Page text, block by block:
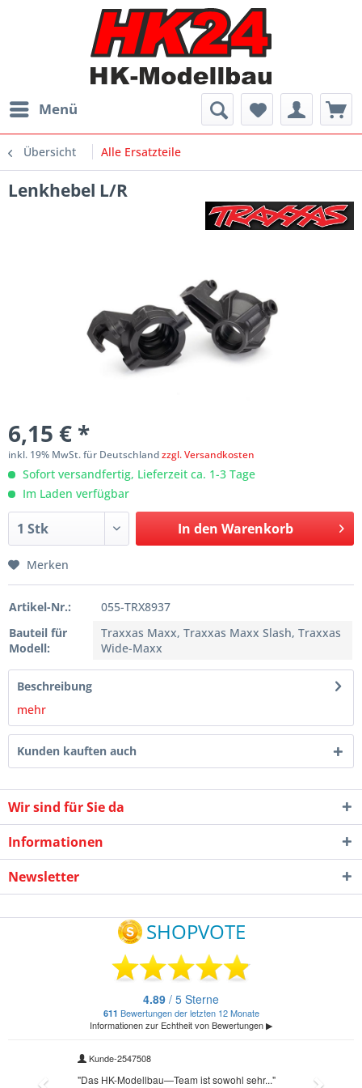
Menü
Übersicht Alle Ersatzteile
Lenkhebel L/R
6,15 € *
inkl. 19% MwSt. für Deutschlandzzgl. Versandkosten
Sofort versandfertig, Lieferzeit ca. 1-3 Tage
Im Laden verfügbar
In den Warenkorb
Merken
Artikel-Nr.:
055-TRX8937
Bauteil für
Modell:
Traxxas Maxx, Traxxas Maxx Slash, Traxxas
Wide-Maxx
Beschreibung
mehr
Kunden kauften auch
Wir sind für Sie da
Informationen
Newsletter